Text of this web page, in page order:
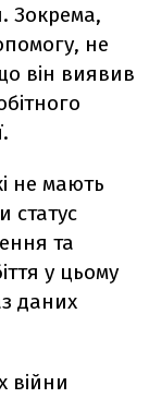
Зокрема,
не
він виявив
не мають
статус
та
у цьому
даних
війни